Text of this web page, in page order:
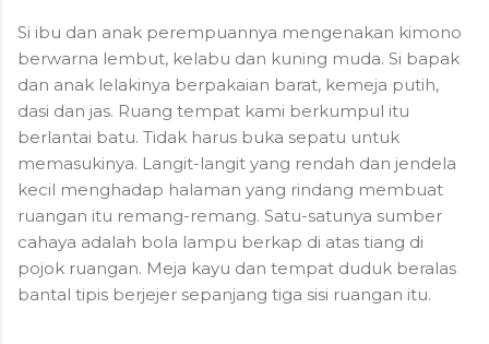
Si ibu dan anak perempuannya mengenakan kimono
berwarna lembut, kelabu dan kuning muda. Si bapak
dan anak lelakinya berpakaian barat, kemeja putih,
dasi dan jas. Ruang tempat kami berkumpul itu
berlantai batu. Tidak harus buka sepatu untuk
memasukinya. Langit-langit yang rendah dan jendela
kecil menghadap halaman yang rindang membuat
ruangan itu remang-remang. Satu-satunya sumber
cahaya adalah bola lampu berkap di atas tiang di
pojok ruangan. Meja kayu dan tempat duduk beralas
bantal tipis berjejer sepanjang tiga sisi ruangan itu.